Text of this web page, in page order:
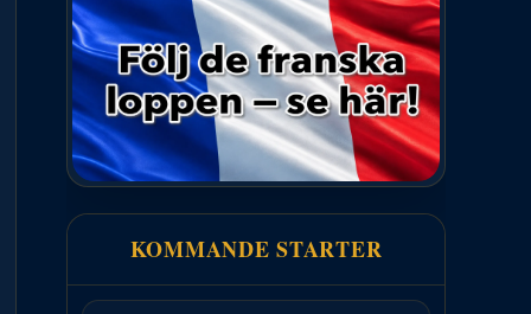
KOMMANDE STARTER